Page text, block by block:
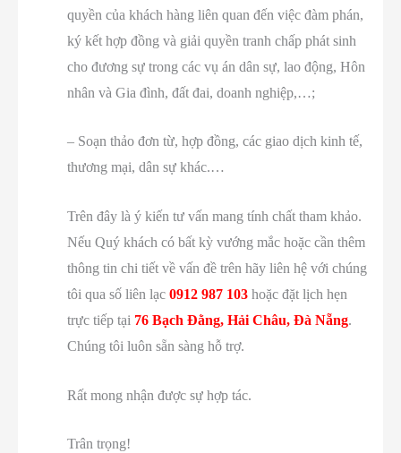
quyền của khách hàng liên quan đến việc đàm phán,
ký kết hợp đồng và giải quyền tranh chấp phát sinh
cho đương sự trong các vụ án dân sự, lao động, Hôn
nhân và Gia đình, đất đai, doanh nghiệp,…;
– Soạn thảo đơn từ, hợp đồng, các giao dịch kinh tế,
thương mại, dân sự khác.…
Trên đây là ý kiến tư vấn mang tính chất tham khảo.
Nếu Quý khách có bất kỳ vướng mắc hoặc cần thêm
thông tin chi tiết về vấn đề trên hãy liên hệ với chúng
tôi qua số liên lạc 0912 987 103 hoặc đặt lịch hẹn
trực tiếp tại 76 Bạch Đằng, Hải Châu, Đà Nẵng.
Chúng tôi luôn sẵn sàng hỗ trợ.
Rất mong nhận được sự hợp tác.
Trân trọng!